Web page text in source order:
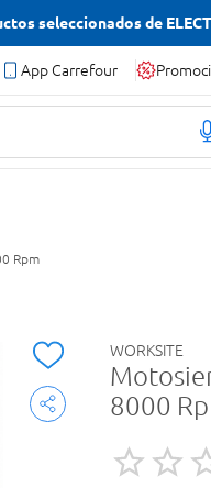
seleccionados de
App Carrefour
Rpm
WORKSITE
8000